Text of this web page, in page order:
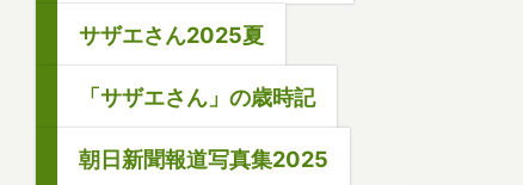
サザエさん2025夏
「サザエさん」の歳時記
朝日新聞報道写真集2025